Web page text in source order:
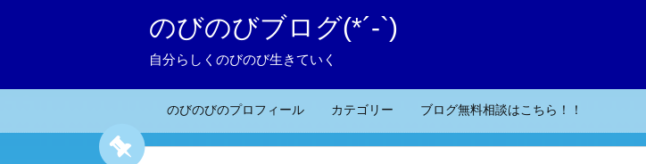
のびのびブログ(*´-`)
自分らしくのびのび生きていく
のびのびのプロフィール カテゴリー ブログ無料相談はこちら！！